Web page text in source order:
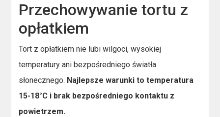
Przechowywanie tortu z
opłatkiem
Tort z opłatkiem nie lubi wilgoci, wysokiej
temperatury ani bezpośredniego światła
słonecznego. Najlepsze warunki to temperatura
15-18°C i brak bezpośredniego kontaktu z
powietrzem.